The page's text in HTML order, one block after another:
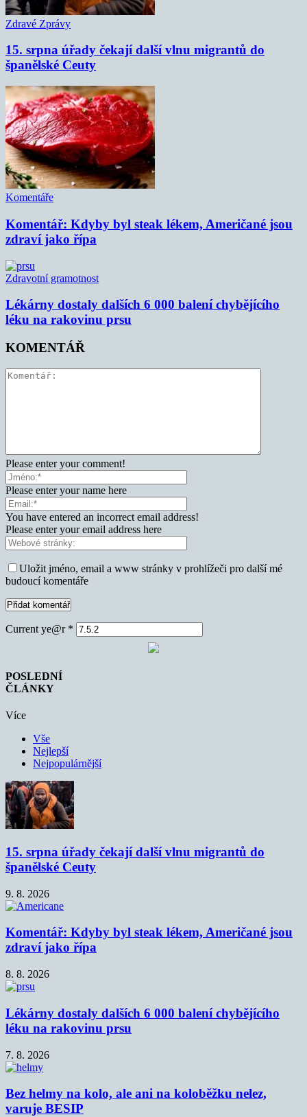
Zdravé Zprávy
15. srpna úřady čekají další vlnu migrantů do
španělské Ceuty
Komentáře
Komentář: Kdyby byl steak lékem, Američané jsou
zdraví jako řípa
Zdravotní gramotnost
Lékárny dostaly dalších 6 000 balení chybějícího
léku na rakovinu prsu
KOMENTÁŘ
Please enter your comment!
Please enter your name here
You have entered an incorrect email address!
Please enter your email address here
Uložit jméno, email a www stránky v prohlížeči pro další mé
budoucí komentáře
Current ye@r *
POSLEDNÍ
ČLÁNKY
Více
Vše
Nejlepší
Nejpopulárnější
15. srpna úřady čekají další vlnu migrantů do
španělské Ceuty
9. 8. 2026
Komentář: Kdyby byl steak lékem, Američané jsou
zdraví jako řípa
8. 8. 2026
Lékárny dostaly dalších 6 000 balení chybějícího
léku na rakovinu prsu
7. 8. 2026
Bez helmy na kolo, ale ani na koloběžku nelez,
varuje BESIP